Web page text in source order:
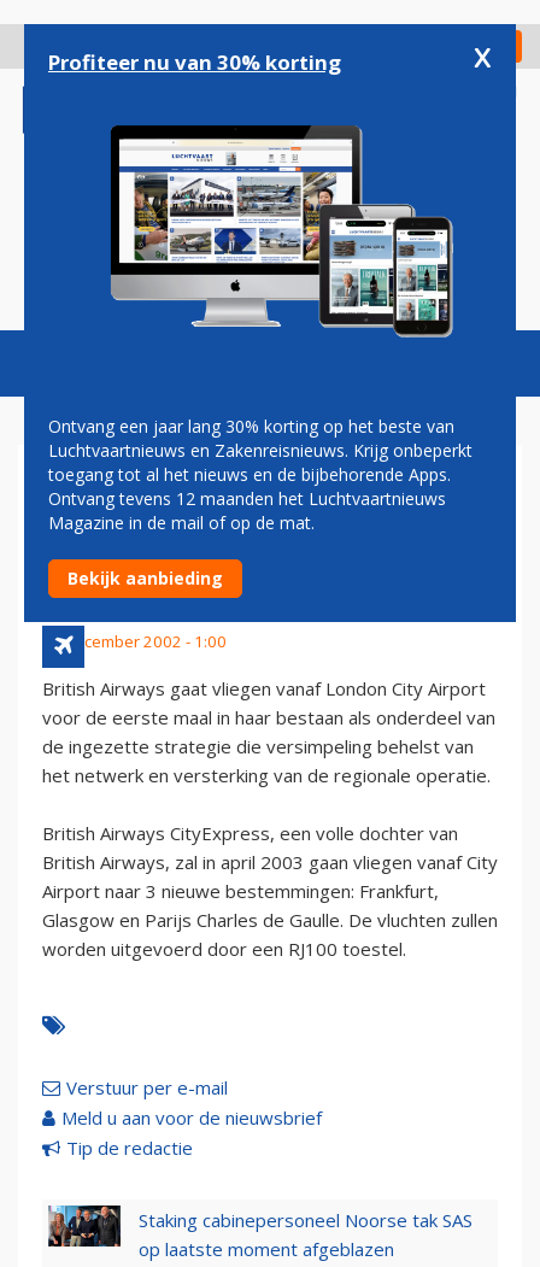
gaan
Check in
Magazine Podcasts Vacatures
BA GAAT VOOR DE EERSTE
MAAL VLIEGEN VANAF
LONDON CITY AIRPORT
18 december 2002 - 1:00
British Airways gaat vliegen vanaf London City Airport
voor de eerste maal in haar bestaan als onderdeel van
de ingezette strategie die versimpeling behelst van
het netwerk en versterking van de regionale operatie.
British Airways CityExpress, een volle dochter van
British Airways, zal in april 2003 gaan vliegen vanaf City
Airport naar 3 nieuwe bestemmingen: Frankfurt,
Glasgow en Parijs Charles de Gaulle. De vluchten zullen
worden uitgevoerd door een RJ100 toestel.
Verstuur per e-mail
Meld u aan voor de nieuwsbrief
Tip de redactie
Staking cabinepersoneel Noorse tak SAS
op laatste moment afgeblazen
Profiteer nu van 30% korting x
Ontvang een jaar lang 30% korting op het beste van
Luchtvaartnieuws en Zakenreisnieuws. Krijg onbeperkt
toegang tot al het nieuws en de bijbehorende Apps.
Ontvang tevens 12 maanden het Luchtvaartnieuws
Magazine in de mail of op de mat.
Bekijk aanbieding